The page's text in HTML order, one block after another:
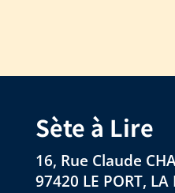
Sète à Lire
16, Rue Claude
97420 LE PORT, LA